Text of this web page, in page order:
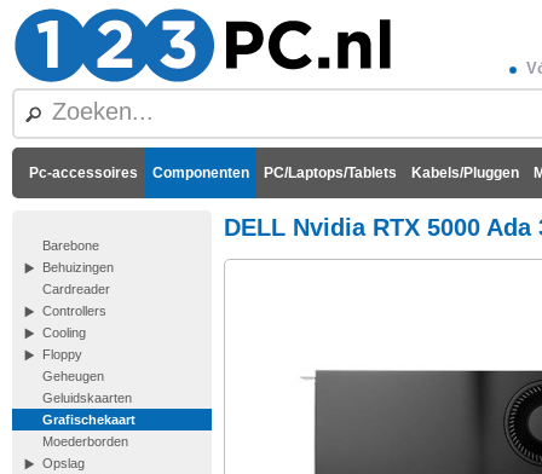
Pc-accessoires Componenten PC/Laptops/Tablets Kabels/Pluggen
Barebone
Behuizingen
Cardreader
Controllers
Cooling
Floppy
Geheugen
Geluidskaarten
Grafischekaart
Moederborden
Opslag
DELL Nvidia RTX 5000